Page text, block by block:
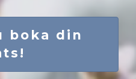
boka din